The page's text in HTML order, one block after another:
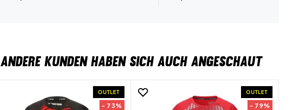
ANDERE KUNDEN HABEN SICH AUCH ANGESCHAUT
OUTLET
- 73%
OUTLET
- 79%